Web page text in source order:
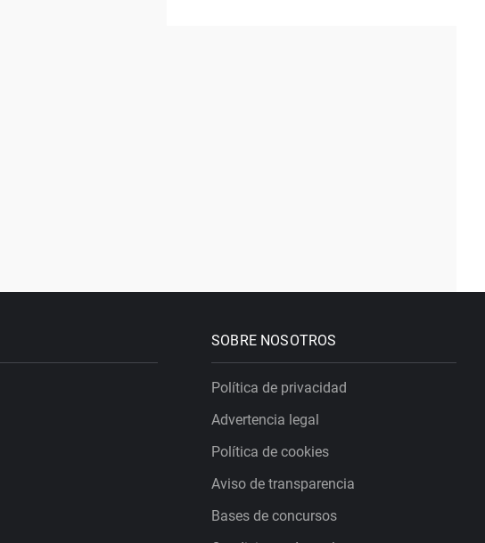
SOBRE NOSOTROS
Política de privacidad
Advertencia legal
Política de cookies
Aviso de transparencia
Bases de concursos